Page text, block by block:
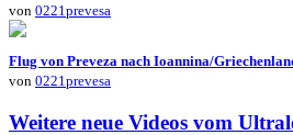
von 0221prevesa
Flug von Preveza nach Ioannina/
von 0221prevesa
Weitere neue Videos vom